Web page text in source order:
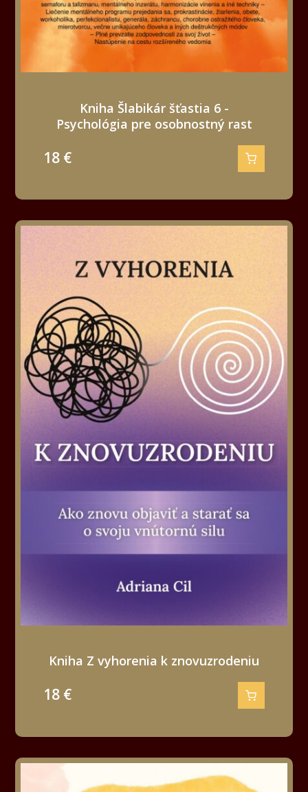
Kniha Šlabikár šťastia 6 -
Psychológia pre osobnostný rast
18€
Kniha Z vyhorenia k znovuzrodeniu
18€